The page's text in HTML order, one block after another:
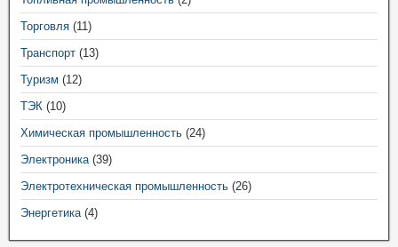
Торговля (11)
Транспорт (13)
Туризм (12)
ТЭК (10)
Химическая промышленность (24)
Электроника(39)
Электротехническая промышленность (26)
Энергетика(4)